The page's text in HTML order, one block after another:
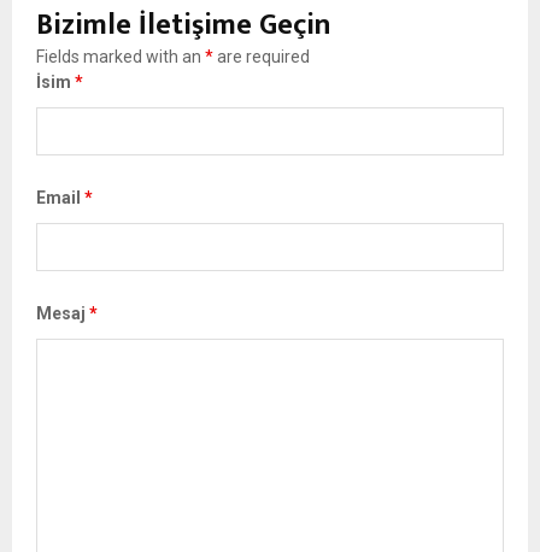
Bizimle İletişime Geçin
Fields marked with an *are required
İsim *
Email *
Mesaj *